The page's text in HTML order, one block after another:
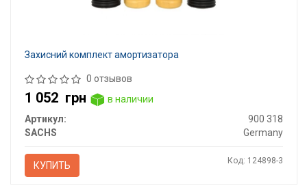
Захисний комплект амортизатора
0 отзывов
1 052 грн
в наличии
Артикул:
900 318
SACHS
Germany
КУПИТЬ Код: 124898-3